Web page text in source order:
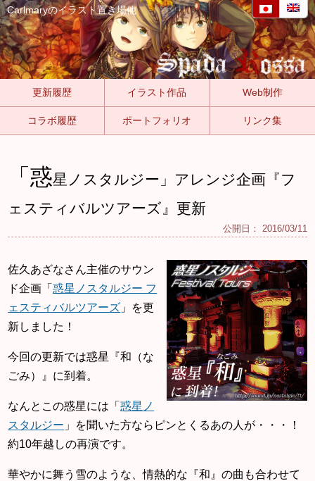
Carlmaryのイラスト置き場他
更新履歴 イラスト作品 Web制作
コラボ履歴 ポートフォリオ リンク集
「惑星ノスタルジー」アレンジ企画『フ
ェスティバルツアーズ』更新
公開日： 2016/03/11
佐久あざなさん主催のサウン
ド企画「惑星ノスタルジー フ
ェスティバルツアーズ 」を更
新しました！
今回の更新では惑星『和（な
ごみ）』に到着。
なんとこの惑星には「惑星ノ
スタルジー 」を聞いた方ならピンとくるあの人が・・・！
約10年越しの再演です。
華やかに舞う雪のような、情熱的な『和』の曲も合わせて